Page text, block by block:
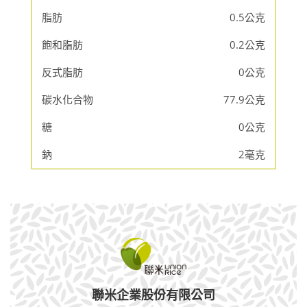
脂肪
0.5公克
飽和脂肪
0.2公克
反式脂肪
0公克
碳水化合物
77.9公克
糖
0公克
鈉
2毫克
聯米企業股份有限公司